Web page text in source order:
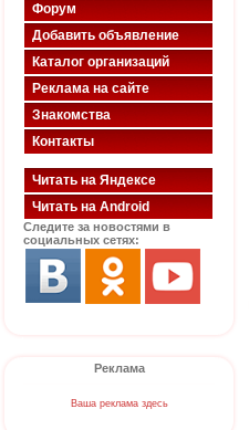
Форум
Добавить объявление
Каталог организаций
Реклама на сайте
Знакомства
Контакты
Читать на Яндексе
Читать на Android
Следите за новостями в
социальных сетях:
Реклама
Ваша реклама здесь